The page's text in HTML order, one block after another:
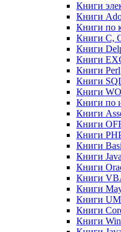
Книги
Книги
Книги по
Книги C,
Книги
Книги
Книги Perl
Книги
Книги
Книги по
Книги
Книги
Книги
Книги
Книги Java
Книги
Книги
Книги
Книги
Книги
Книги